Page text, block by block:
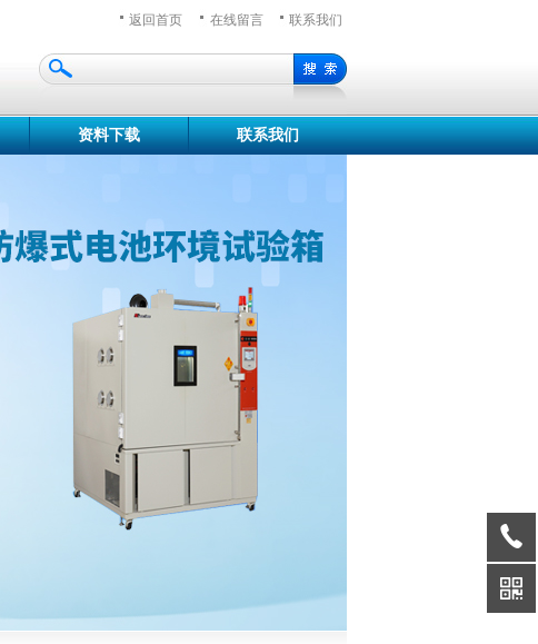
返回首页 在线留言 联系我们
资料下载 联系我们